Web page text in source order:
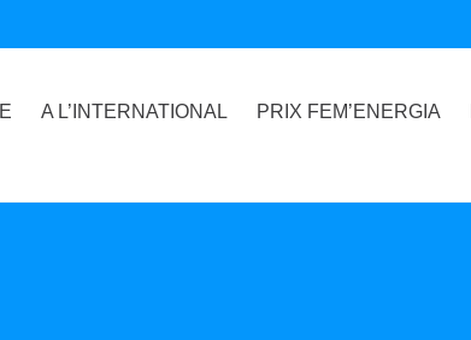
A L’INTERNATIONAL PRIX FEM’ENERGIA